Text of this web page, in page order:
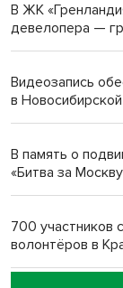
Новосибирский
В ЖК
девелопера —
Видеозапись
в
В память о
«Битва за
700 участников
волонтёров в